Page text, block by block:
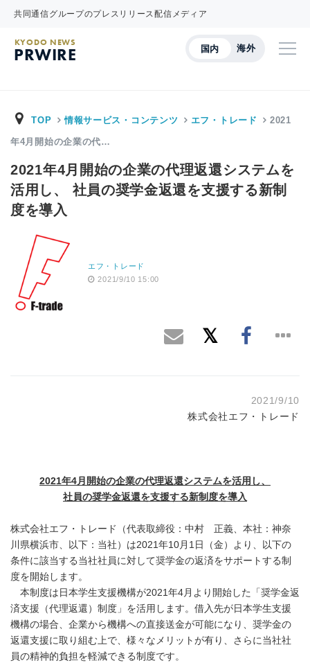
共同通信グループのプレスリリース配信メディア
国内 海外
KYODO NEWS
PRWIRE
TOP 情報サービス・コンテンツ エフ・トレード 2021
年4月開始の企業の代…
2021年4月開始の企業の代理返還システムを
活用し、 社員の奨学金返還を支援する新制
度を導入
エフ・トレード
2021/9/10 15:00
2021/9/10
株式会社エフ・トレード
2021年4月開始の企業の代理返還システムを活用し、
社員の奨学金返還を支援する新制度を導入
株式会社エフ・トレード（代表取締役：中村 正義、本社：神奈
川県横浜市、以下：当社）は2021年10月1日（金）より、以下の
条件に該当する当社社員に対して奨学金の返済をサポートする制
度を開始します。
本制度は日本学生支援機構が2021年4月より開始した「奨学金返
済支援（代理返還）制度」を活用します。借入先が日本学生支援
機構の場合、企業から機構への直接送金が可能になり、奨学金の
返還支援に取り組む上で、様々なメリットが有り、さらに当社社
員の精神的負担を軽減できる制度です。